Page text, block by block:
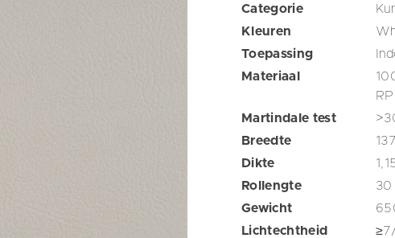
Categorie
Kleuren
Toepassing
Materiaal
Martindale test
Breedte
Dikte
Rollengte
30
Gewicht
Lichtechtheid